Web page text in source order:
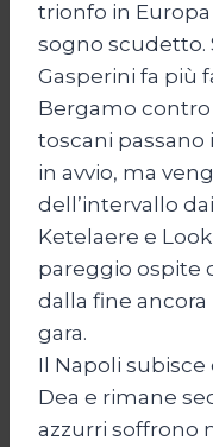
trionfo in Europa
sogno scudetto.
Gasperini fa più
Bergamo contro
toscani
in avvio, ma
dell’intervallo
Ketelaere e
pareggio ospite
dalla fine
gara.
Il Napoli
Dea e rimane
azzurri soffrono